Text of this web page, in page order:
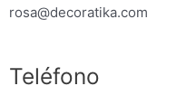
rosa@decoratika.com
Teléfono